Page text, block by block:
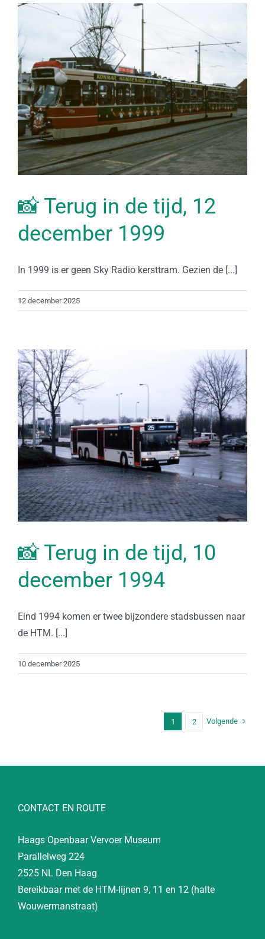
📸 Terug in de tijd, 12
december 1999
In 1999 is er geen Sky Radio kersttram. Gezien de [...]
12 december 2025
📸 Terug in de tijd, 10
december 1994
Eind 1994 komen er twee bijzondere stadsbussen naar
de HTM. [...]
10 december 2025
1 2 Volgende
CONTACT EN ROUTE
Haags Openbaar Vervoer Museum
Parallelweg 224
2525 NL Den Haag
Bereikbaar met de HTM-lijnen 9, 11 en 12 (halte
Wouwermanstraat)